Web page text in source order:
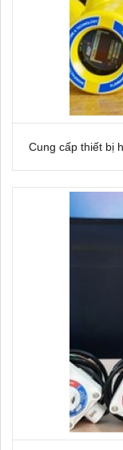
Cung cấp thiết bị